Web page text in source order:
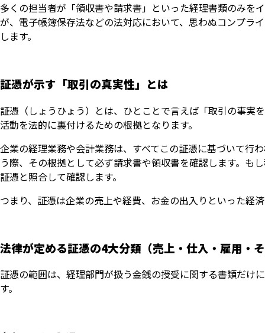
多くの担当者が「領収書や請求書」といった経理書類のみを
が、電子帳簿保存法などの法対応において、思わぬコンプラ
します。
証憑が示す「取引の真実性」とは
証憑（しょうひょう）とは、ひとことで言えば「取引の事実
活動を法的に裏付けるための根拠となります。
企業の経理業務や会計業務は、すべてこの証憑に基づいて行
う際、その根拠として必ず請求書や領収書を確認します。も
証憑と照合して確認します。
つまり、証憑は企業の売上や経費、お金の出入りといった経
法律が定める証憑の4大分類（売上・仕入・雇用・
証憑の範囲は、経理部門が扱う金銭の授受に関する書類だけ
す。